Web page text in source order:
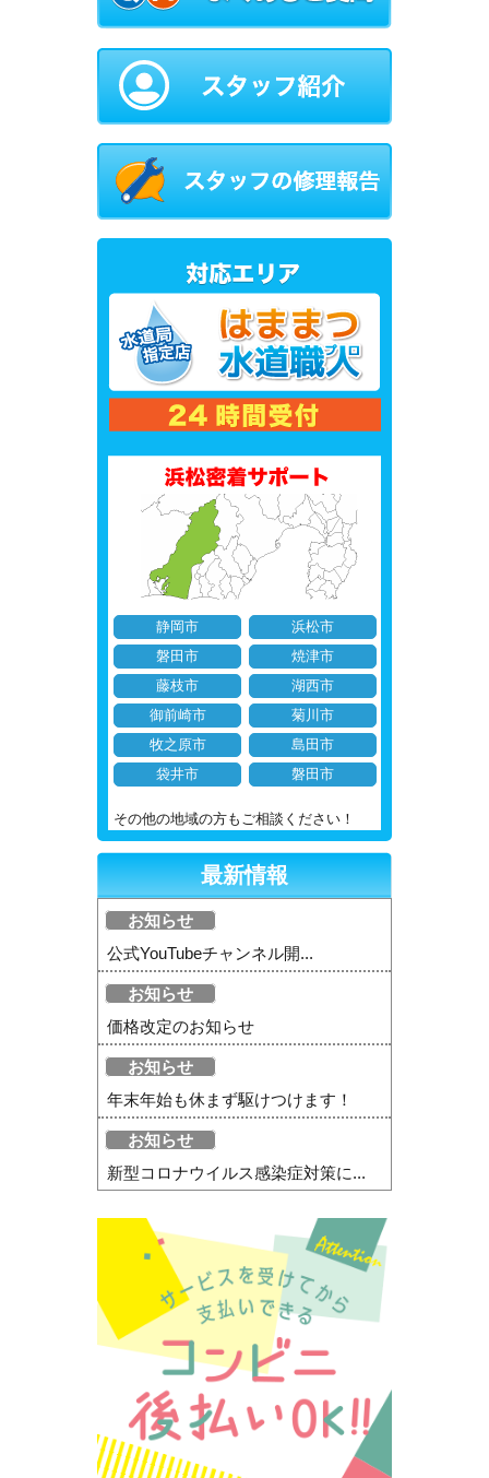
静岡市
浜松市
磐田市
焼津市
藤枝市
湖西市
御前崎市
菊川市
牧之原市
島田市
袋井市
磐田市
その他の地域の方もご相談ください！
最新情報
お知らせ
公式YouTubeチャンネル開...
お知らせ
価格改定のお知らせ
お知らせ
年末年始も休まず駆けつけます！
お知らせ
新型コロナウイルス感染症対策に...